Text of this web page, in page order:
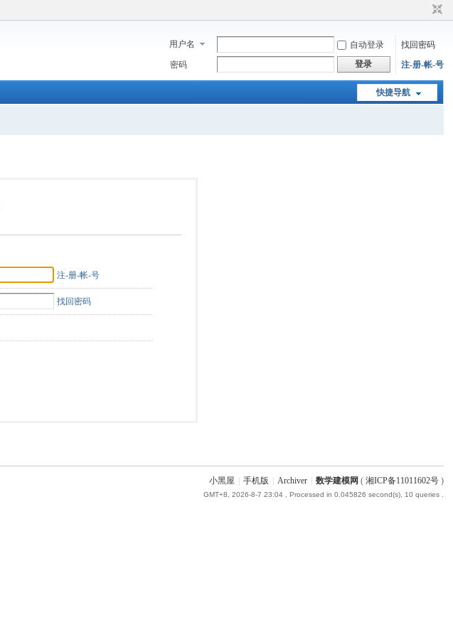
用户名 自动登录
找回密码
密码
登录 注-册-帐-号
快捷导航
注-册-帐-号
找回密码
小黑屋 手机版 Archiver 数学建模网 ( 湘ICP备11011602号)
GMT+8, 2026-8-7 23:04, Processed in 0.045826 second(s), 10 queries .